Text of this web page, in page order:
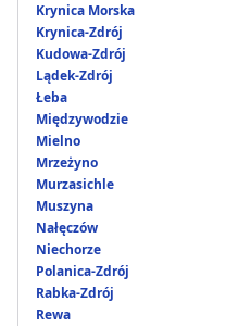
Krynica Morska
Krynica-Zdrój
Kudowa-Zdrój
Lądek-Zdrój
Łeba
Międzywodzie
Mielno
Mrzeżyno
Murzasichle
Muszyna
Nałęczów
Niechorze
Polanica-Zdrój
Rabka-Zdrój
Rewa